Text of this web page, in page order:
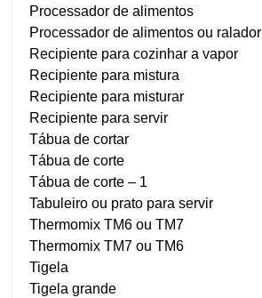
Processador de alimentos
Processador de alimentos ou ralador
Recipiente para cozinhar a vapor
Recipiente para mistura
Recipiente para misturar
Recipiente para servir
Tábua de cortar
Tábua de corte
Tábua de corte – 1
Tabuleiro ou prato para servir
Thermomix TM6 ou TM7
Thermomix TM7 ou TM6
Tigela
Tigela grande